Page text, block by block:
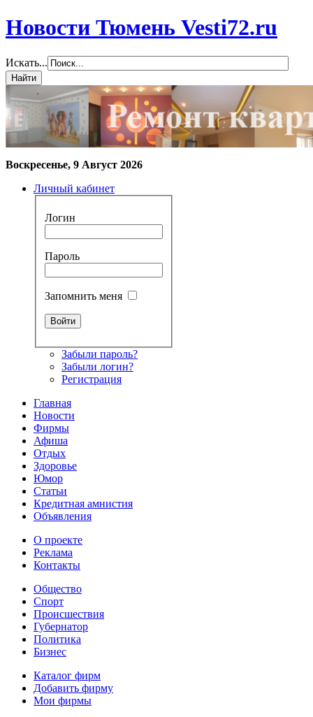
Новости Тюмень Vesti72.ru
Искать...
Воскресенье, 9 Август 2026
Личный кабинет
Логин
Пароль
Запомнить меня
Забыли пароль?
Забыли логин?
Регистрация
Главная
Новости
Фирмы
Афиша
Отдых
Здоровье
Юмор
Статьи
Кредитная амнистия
Объявления
О проекте
Реклама
Контакты
Общество
Спорт
Происшествия
Губернатор
Политика
Бизнес
Каталог фирм
Добавить фирму
Мои фирмы